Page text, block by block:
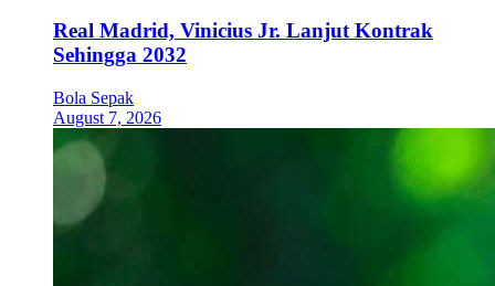
Real Madrid, Vinicius Jr. Lanjut Kontrak
Sehingga 2032
Bola Sepak
August 7, 2026